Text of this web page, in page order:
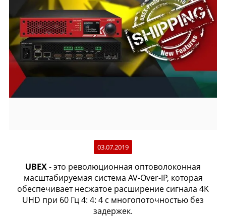
03.07.2019
UBEX- это революционная оптоволоконная
масштабируемая система AV-Over-IP, которая
обеспечивает несжатое расширение сигнала 4K
UHD при 60 Гц 4: 4: 4 с многопоточностью без
задержек.